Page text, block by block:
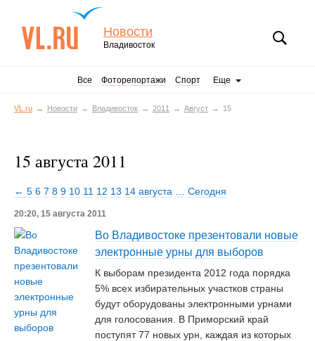
Новости
Владивосток
Все Фоторепортажи Спорт Еще
VL.ru Новости Владивосток 2011 Август 15
15 августа 2011
← 5 6 7 8 9 10 11 12 13 14 августа Сегодня
20:20, 15 августа 2011
Во Владивостоке презентовали новые
электронные урны для выборов
К выборам президента 2012 года порядка
5% всех избирательных участков страны
будут оборудованы электронными урнами
для голосования. В Приморский край
поступят 77 новых урн, каждая из которых